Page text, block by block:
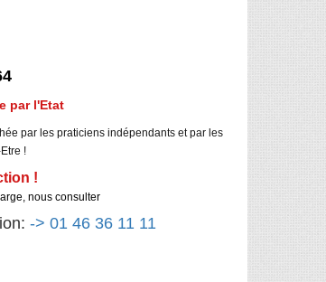
par l'Etat
par les praticiens indépendants et par les
!
!
nous consulter
-> 01 46 36 11 11